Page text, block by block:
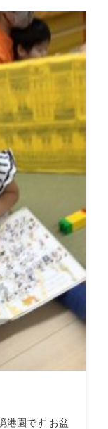
港園です お盆